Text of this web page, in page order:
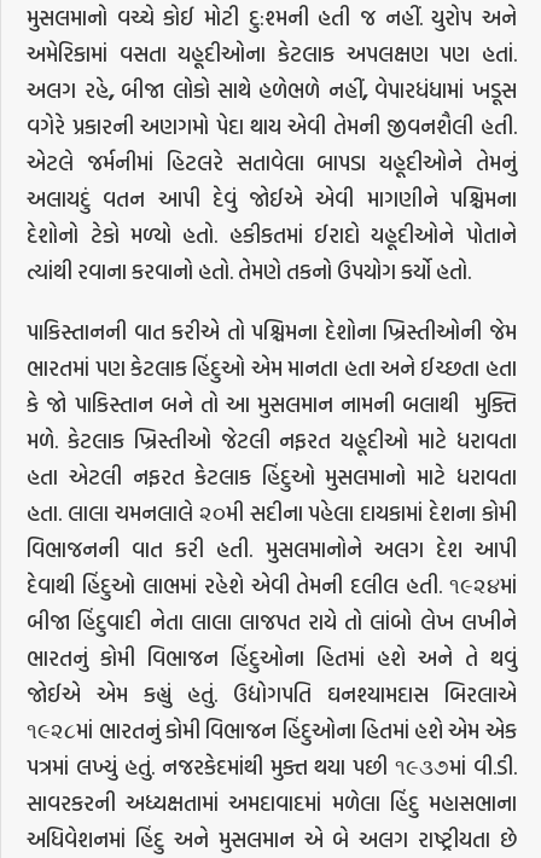
મુસલમાનો વચ્ચે કોઈ મોટી દુ:શ્મની હતી જ નહીં. યુરોપ અને
અમેરિકામાં વસતા યહૂદીઓના કેટલાક અપલક્ષણ પણ હતાં.
અલગ રહે,બીજા લોકો સાથે હળેભળે નહીં,વેપારધંધામાં ખડૂસ
વગેરે પ્રકારની અણગમો પેદા થાય એવી તેમની જીવનશૈલી હતી.
એટલે જર્મનીમાં હિટલરે સતાવેલા બાપડા યહૂદીઓને તેમનું
અલાયદું વતન આપી દેવું જોઈએ એવી માગણીને પશ્ચિમના
દેશોનો ટેકો મળ્યો હતો. હકીકતમાં ઈરાદો યહૂદીઓને પોતાને
ત્યાંથી રવાના કરવાનો હતો. તેમણે તકનો ઉપયોગ કર્યો હતો.
પાકિસ્તાનની વાત કરીએ તો પશ્ચિમના દેશોના ખ્રિસ્તીઓની જેમ
ભારતમાં પણ કેટલાક હિંદુઓ એમ માનતા હતા અને ઈચ્છતા હતા
કે જો પાકિસ્તાન બને તો આ મુસલમાન નામની બલાથી મુક્તિ
મળે. કેટલાક ખ્રિસ્તીઓ જેટલી નફરત યહૂદીઓ માટે ધરાવતા
હતા એટલી નફરત કેટલાક હિંદુઓ મુસલમાનો માટે ધરાવતા
હતા. લાલા ચમનલાલે ૨૦મી સદીના પહેલા દાયકામાં દેશના કોમી
વિભાજનની વાત કરી હતી. મુસલમાનોને અલગ દેશ આપી
દેવાથી હિંદુઓ લાભમાં રહેશે એવી તેમની દલીલ હતી. ૧૯૨૪માં
બીજા હિંદુવાદી નેતા લાલા લાજપત રાયે તો લાંબો લેખ લખીને
ભારતનું કોમી વિભાજન હિંદુઓના હિતમાં હશે અને તે થવું
જોઈએ એમ કહ્યું હતું. ઉદ્યોગપતિ ઘનશ્યામદાસ બિરલાએ
૧૯૨૮માં ભારતનું કોમી વિભાજન હિંદુઓના હિતમાં હશે એમ એક
પત્રમાં લખ્યું હતું. નજરકેદમાંથી મુક્ત થયા પછી ૧૯૩૭માં વી.ડી.
સાવરકરની અધ્યક્ષતામાં અમદાવાદમાં મળેલા હિંદુ મહાસભાના
અધિવેશનમાં હિંદુ અને મુસલમાન એ બે અલગ રાષ્ટ્રીયતા છે